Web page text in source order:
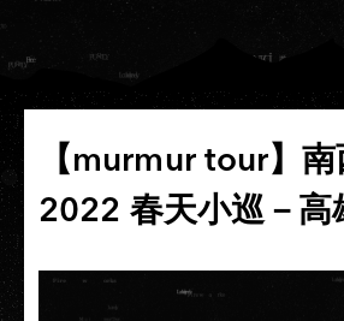
【murmur tour】
2022 春天小巡－高